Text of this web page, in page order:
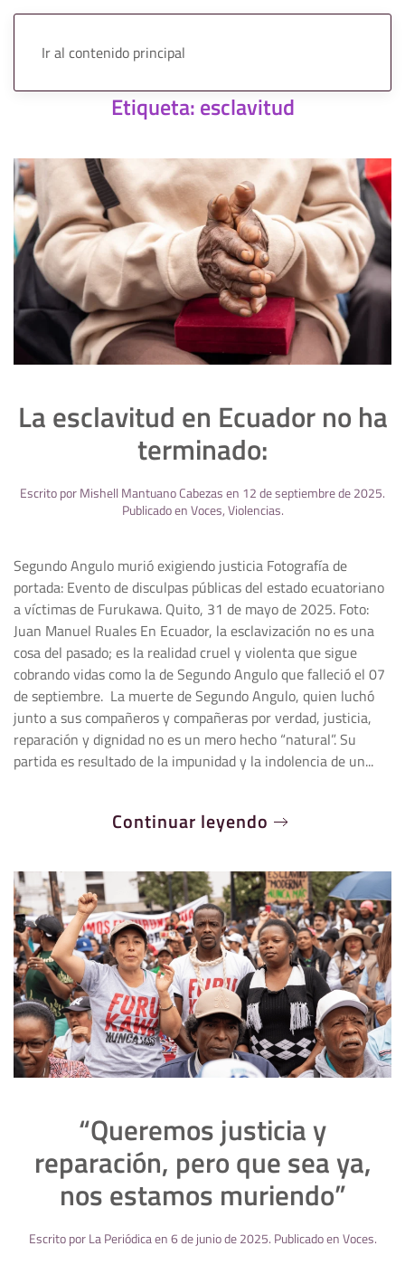
Ir al contenido principal
Etiqueta:esclavitud
La esclavitud en Ecuador no ha
terminado:
Escrito porMishell Mantuano Cabezasen 12 de septiembre de 2025.
Publicado enVoces,Violencias.
Segundo Angulo murió exigiendo justicia Fotografía de
portada: Evento de disculpas públicas del estado ecuatoriano
a víctimas de Furukawa. Quito, 31 de mayo de 2025. Foto:
Juan Manuel Ruales En Ecuador, la esclavización no es una
cosa del pasado; es la realidad cruel y violenta que sigue
cobrando vidas como la de Segundo Angulo que falleció el 07
de septiembre. La muerte de Segundo Angulo, quien luchó
junto a sus compañeros y compañeras por verdad, justicia,
reparación y dignidad no es un mero hecho “natural”. Su
partida es resultado de la impunidad y la indolencia de un...
Continuar leyendo
“Queremos justicia y
reparación, pero que sea ya,
nos estamos muriendo”
Escrito porLa Periódicaen6 de junio de 2025. Publicado enVoces.